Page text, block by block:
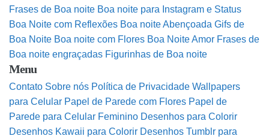
Frases de Boa noite Boa noite para Instagram e Status
Boa Noite com Reflexões Boa noite Abençoada Gifs de
Boa Noite Boa noite com Flores Boa Noite Amor Frases de
Boa noite engraçadas Figurinhas de Boa noite
Menu
Contato Sobre nós Política de Privacidade Wallpapers
para Celular Papel de Parede com Flores Papel de
Parede para Celular Feminino Desenhos para Colorir
Desenhos Kawaii para Colorir Desenhos Tumblr para